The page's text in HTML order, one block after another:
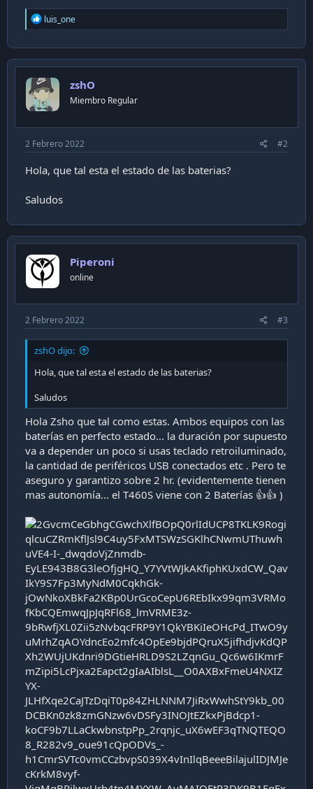
R
e
c
t
o
n
s
luis_one
zshO
Miembro Regular
2 Febrero 2022 #2
Hola, que tal esta el estado de las baterias?
Saludos
Piperoni
online
2 Febrero 2022 #3
zshO dijo:
Hola, que tal esta el estado de las baterias?
Saludos
Hola Zsho que tal como estas. Ambos equipos con las
baterías en perfecto estado... la duración por supuesto
va a depender un poco si usas teclado retroiluminado,
la cantidad de periféricos USB conectados etc . Pero te
aseguro y garantizo sobre 2 hr. (evidentemente tienen
mas autonomía... el T460S viene con 2 Baterías 👍👍 )